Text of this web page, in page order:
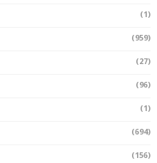
(1)
(959)
(27)
(96)
(1)
(694)
(156)